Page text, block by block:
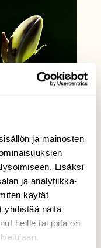
ja mainosten
Lisäksi
ja analytiikka-
käytät
yhdistää näitä
heille tai joita on